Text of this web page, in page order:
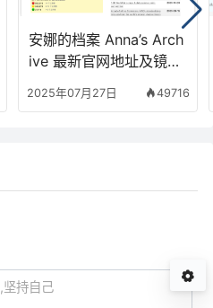
安娜的档案 Anna’s Arch
ive 最新官网地址及镜像
2025年07月27日 49716